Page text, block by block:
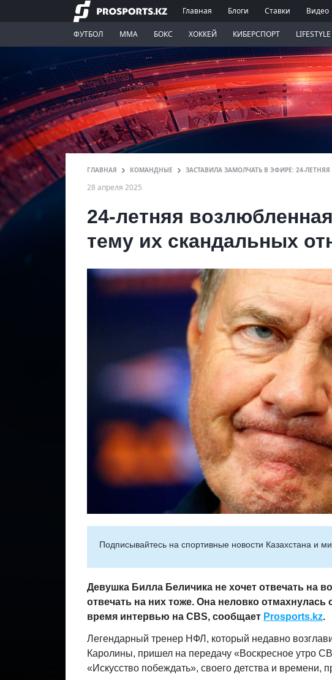
Главная Блоги Ставки Видео
ФУТБОЛ ММА БОКС ХОККЕЙ КИБЕРСПОРТ LIFESTYLE
ГЛАВНАЯ КОМАНДНЫЕ ЗАСТАВИЛА ЗАМОЛЧАТЬ В ЭФИРЕ: 24-
28 апреля 2025
24-летняя
тему их скандальных
Подписывайтесь на cпортивные новости Казахстана и
Девушка Билла Беличика не хочет отвечать на
отвечать на них тоже. Она неловко
время интервью на CBS, сообщает Prosports.kz.
Легендарный тренер НФЛ, который недавно
Каролины, пришел на передачу «Воскресное утро
«Искусство побеждать», своего детства и